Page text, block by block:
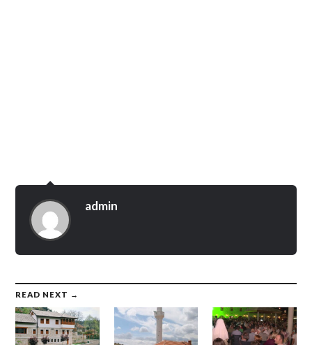
admin
READ NEXT →